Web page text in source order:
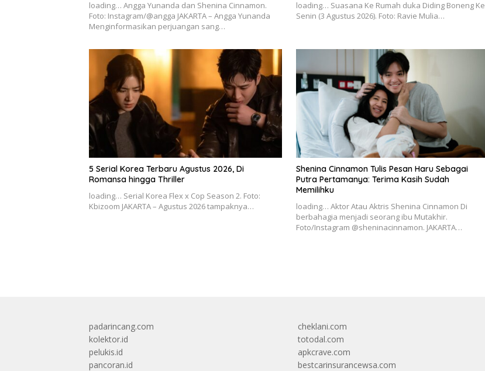
loading… Angga Yunanda dan Shenina Cinnamon.
Foto: Instagram/@angga JAKARTA – Angga Yunanda
Menginformasikan perjuangan sang…
loading… Suasana Ke Rumah duka Diding Boneng Ke
Senin (3 Agustus 2026). Foto: Ravie Mulia…
5 Serial Korea Terbaru Agustus 2026, Di
Romansa hingga Thriller
loading… Serial Korea Flex x Cop Season 2. Foto:
Kbizoom JAKARTA – Agustus 2026 tampaknya…
Shenina Cinnamon Tulis Pesan Haru Sebagai
Putra Pertamanya: Terima Kasih Sudah
Memilihku
loading… Aktor Atau Aktris Shenina Cinnamon Di
berbahagia menjadi seorang ibu Mutakhir.
Foto/Instagram @sheninacinnamon. JAKARTA…
padarincang.com
kolektor.id
pelukis.id
pancoran.id
cheklani.com
totodal.com
apkcrave.com
bestcarinsurancewsa.com